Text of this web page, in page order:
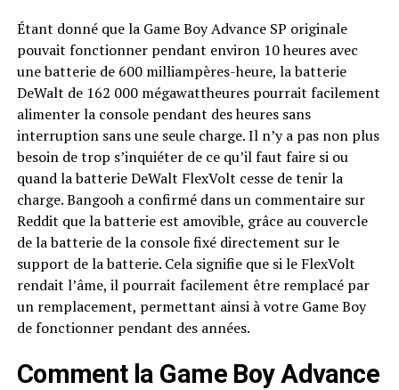
Étant donné que la Game Boy Advance SP originale
pouvait fonctionner pendant environ 10 heures avec
une batterie de 600 milliampères-heure, la batterie
DeWalt de 162 000 mégawattheures pourrait facilement
alimenter la console pendant des heures sans
interruption sans une seule charge. Il n’y a pas non plus
besoin de trop s’inquiéter de ce qu’il faut faire si ou
quand la batterie DeWalt FlexVolt cesse de tenir la
charge. Bangooh a confirmé dans un commentaire sur
Reddit que la batterie est amovible, grâce au couvercle
de la batterie de la console fixé directement sur le
support de la batterie. Cela signifie que si le FlexVolt
rendait l’âme, il pourrait facilement être remplacé par
un remplacement, permettant ainsi à votre Game Boy
de fonctionner pendant des années.
Comment la Game Boy Advance